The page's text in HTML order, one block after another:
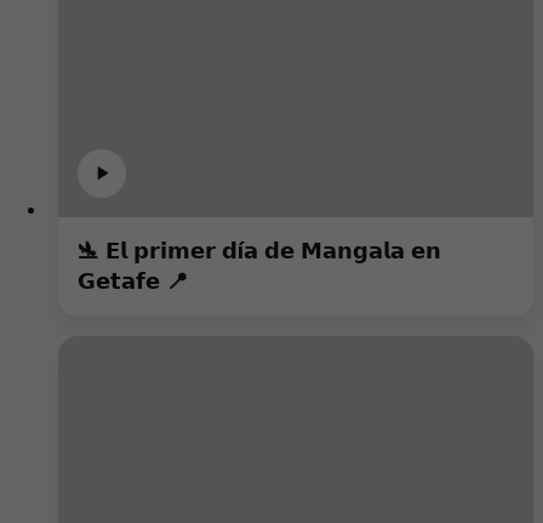
🛬 𝗘𝗹 𝗽𝗿𝗶𝗺𝗲𝗿 𝗱í𝗮 𝗱𝗲 𝗠𝗮𝗻𝗴𝗮𝗹𝗮 𝗲𝗻
𝗚𝗲𝘁𝗮𝗳𝗲 📍